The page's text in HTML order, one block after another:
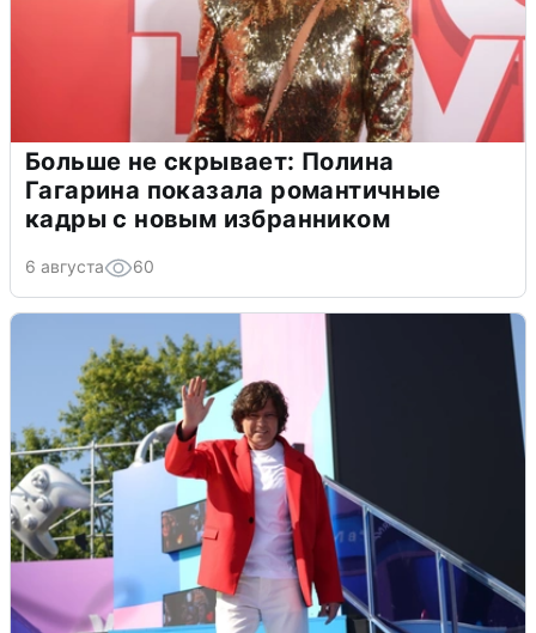
Больше не скрывает: Полина
Гагарина показала романтичные
кадры с новым избранником
6 августа 60